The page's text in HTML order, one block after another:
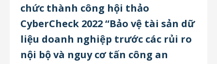
chức thành công hội thảo
CyberCheck 2022 “Bảo vệ tài sản dữ
liệu doanh nghiệp trước các rủi ro
nội bộ và nguy cơ tấn công an